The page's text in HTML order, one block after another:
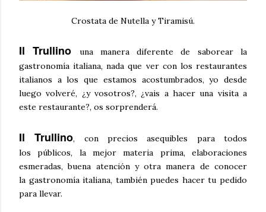
Crostata de Nutella y Tiramisú.
Il Trullino
una manera diferente de saborear la
gastronomía italiana, nada que ver con los restaurantes
italianos a los que estamos acostumbrados, yo desde
luegovolveré, ¿y vosotros?, ¿vais a hacer una visita a
este restaurante?, os sorprenderá.
Il Trullino, con precios asequibles para todos
lospúblicos, la mejor materia prima, elaboraciones
esmeradas, buena atención y otra manera de conocer
la gastronomíaitaliana, también puedes hacer tu pedido
para llevar.